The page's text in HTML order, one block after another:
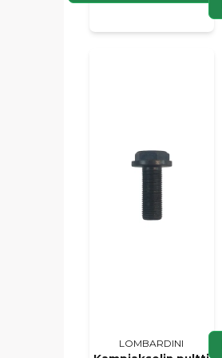
LOMBARDINI